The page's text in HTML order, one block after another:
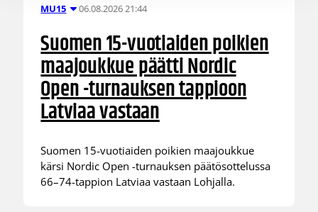
MU15 06.08.2026 21:44
Suomen 15-vuotiaiden poikien
maajoukkue päätti Nordic
Open -turnauksen tappioon
Latviaa vastaan
Suomen 15-vuotiaiden poikien maajoukkue
kärsi Nordic Open -turnauksen päätösottelussa
66–74-tappion Latviaa vastaan Lohjalla.